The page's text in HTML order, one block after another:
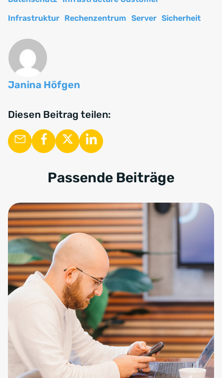
Infrastruktur Rechenzentrum Server Sicherheit
Janina Höfgen
Diesen Beitrag teilen:
Passende Beiträge